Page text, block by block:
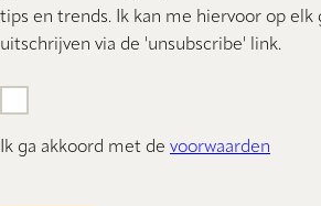
tips en trends. Ik kan me hiervoor op
uitschrijven via de 'unsubscribe' link.
Ik ga akkoord met de voorwaarden